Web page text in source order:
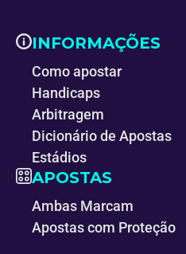
INFORMAÇÕES
Como apostar
Handicaps
Arbitragem
Dicionário de Apostas
Estádios
APOSTAS
Ambas Marcam
Apostas com Proteção